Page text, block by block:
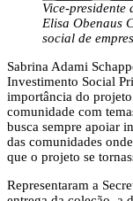
Vice-presidente
Elisa Obenaus
social de
Sabrina Adami
Investimento Social
importância do
comunidade com
busca sempre apoiar
das comunidades
que o projeto se
Representaram a